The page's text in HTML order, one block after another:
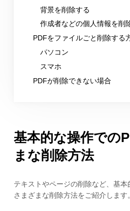
背景を削除する
作成者などの個人情報を削
PDFをファイルごと削除する
パソコン
スマホ
PDFが削除できない場合
基本的な操作での
まな削除方法
テキストやページの削除など、基
さまざまな削除方法をご紹介します。